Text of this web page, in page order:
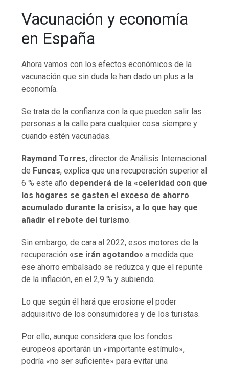
Vacunación y economía
en España
Ahora vamos con los efectos económicos de la
vacunación que sin duda le han dado un plus a la
economía.
Se trata de la confianza con la que pueden salir las
personas a la calle para cualquier cosa siempre y
cuando estén vacunadas.
Raymond Torres, director de Análisis Internacional
de Funcas, explica que una recuperación superior al
6 % este año dependerá de la «celeridad con que
los hogares se gasten el exceso de ahorro
acumulado durante la crisis», a lo que hay que
añadir el rebote del turismo.
Sin embargo, de cara al 2022, esos motores de la
recuperación«se irán agotando» a medida que
ese ahorro embalsado se reduzca y que el repunte
de la inflación, en el 2,9 % y subiendo.
Lo que según él hará que erosione el poder
adquisitivo de los consumidores y de los turistas.
Por ello, aunque considera que los fondos
europeos aportarán un «importante estímulo»,
podría «no ser suficiente» para evitar una